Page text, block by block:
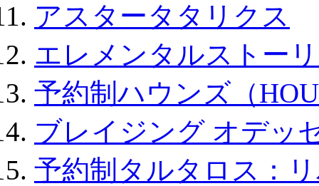
アスタータタリクス
エレメンタルストー
予約制ハウンズ（
ブレイジング オデッ
予約制タルタロス：